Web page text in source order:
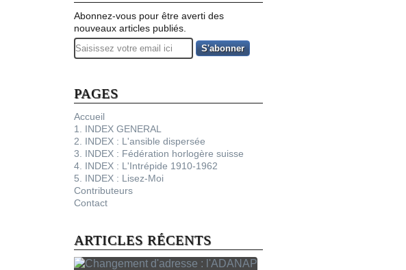
Abonnez-vous pour être averti des
nouveaux articles publiés.
Email
PAGES
Accueil
1. INDEX GENERAL
2. INDEX : L'ansible dispersée
3. INDEX : Fédération horlogère suisse
4. INDEX : L'Intrépide 1910-1962
5. INDEX : Lisez-Moi
Contributeurs
Contact
ARTICLES RÉCENTS